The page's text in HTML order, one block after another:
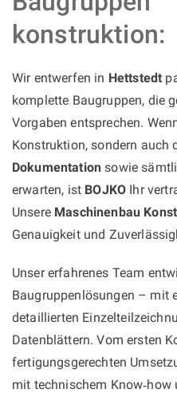
konstruktion:
Wir entwerfen in Hettstedt
komplette Baugruppen, die
Vorgaben entsprechen.
Konstruktion, sondern auch
Dokumentation sowie
erwarten, ist BOJKO Ihr
Unsere Maschinenbau
Genauigkeit und
Unser erfahrenes Team
Baugruppenlösungen – mit
detaillierten
Datenblättern. Vom ersten
fertigungsgerechten
mit technischem Know‑how